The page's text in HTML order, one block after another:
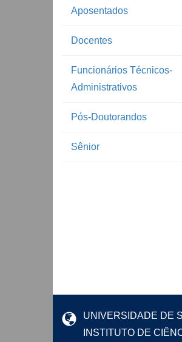
Aposentados
Docentes
Funcionários Técnicos-
Administrativos
Pós-Doutorandos
Sênior
UNIVERSIDADE DE
INSTITUTO DE